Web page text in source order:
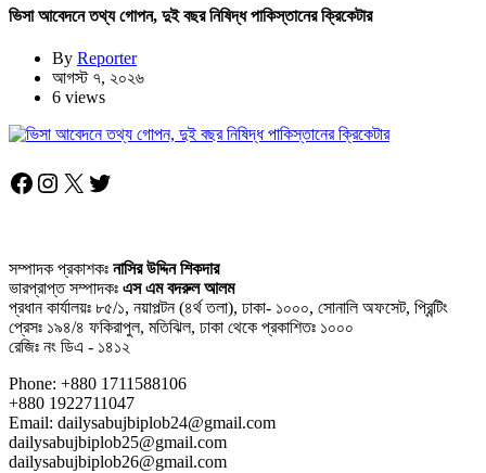
ভিসা আবেদনে তথ্য গোপন, দুই বছর নিষিদ্ধ পাকিস্তানের ক্রিকেটার
By Reporter
আগস্ট ৭, ২০২৬
6 views
Facebook
Instagram
X Twitter
সম্পাদক প্রকাশকঃ নাসির উদ্দিন শিকদার
ভারপ্রাপ্ত সম্পাদকঃ এস এম বদরুল আলম
প্রধান কার্যালয়ঃ ৮৫/১, নয়াপল্টন (৪র্থ তলা), ঢাকা- ১০০০, সোনালি অফসেট, প্রিন্টিং
প্রেসঃ ১৯৪/৪ ফকিরাপুল, মতিঝিল, ঢাকা থেকে প্রকাশিতঃ ১০০০
রেজিঃ নং ডিএ - ১৪১২
Phone: +880 1711588106
+880 1922711047
Email: dailysabujbiplob24@gmail.com
dailysabujbiplob25@gmail.com
dailysabujbiplob26@gmail.com